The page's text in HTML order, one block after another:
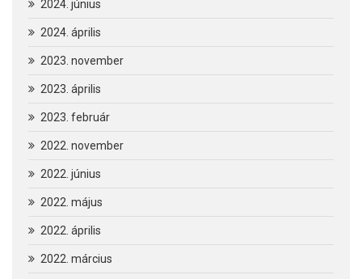
2024. június
2024. április
2023. november
2023. április
2023. február
2022. november
2022. június
2022. május
2022. április
2022. március